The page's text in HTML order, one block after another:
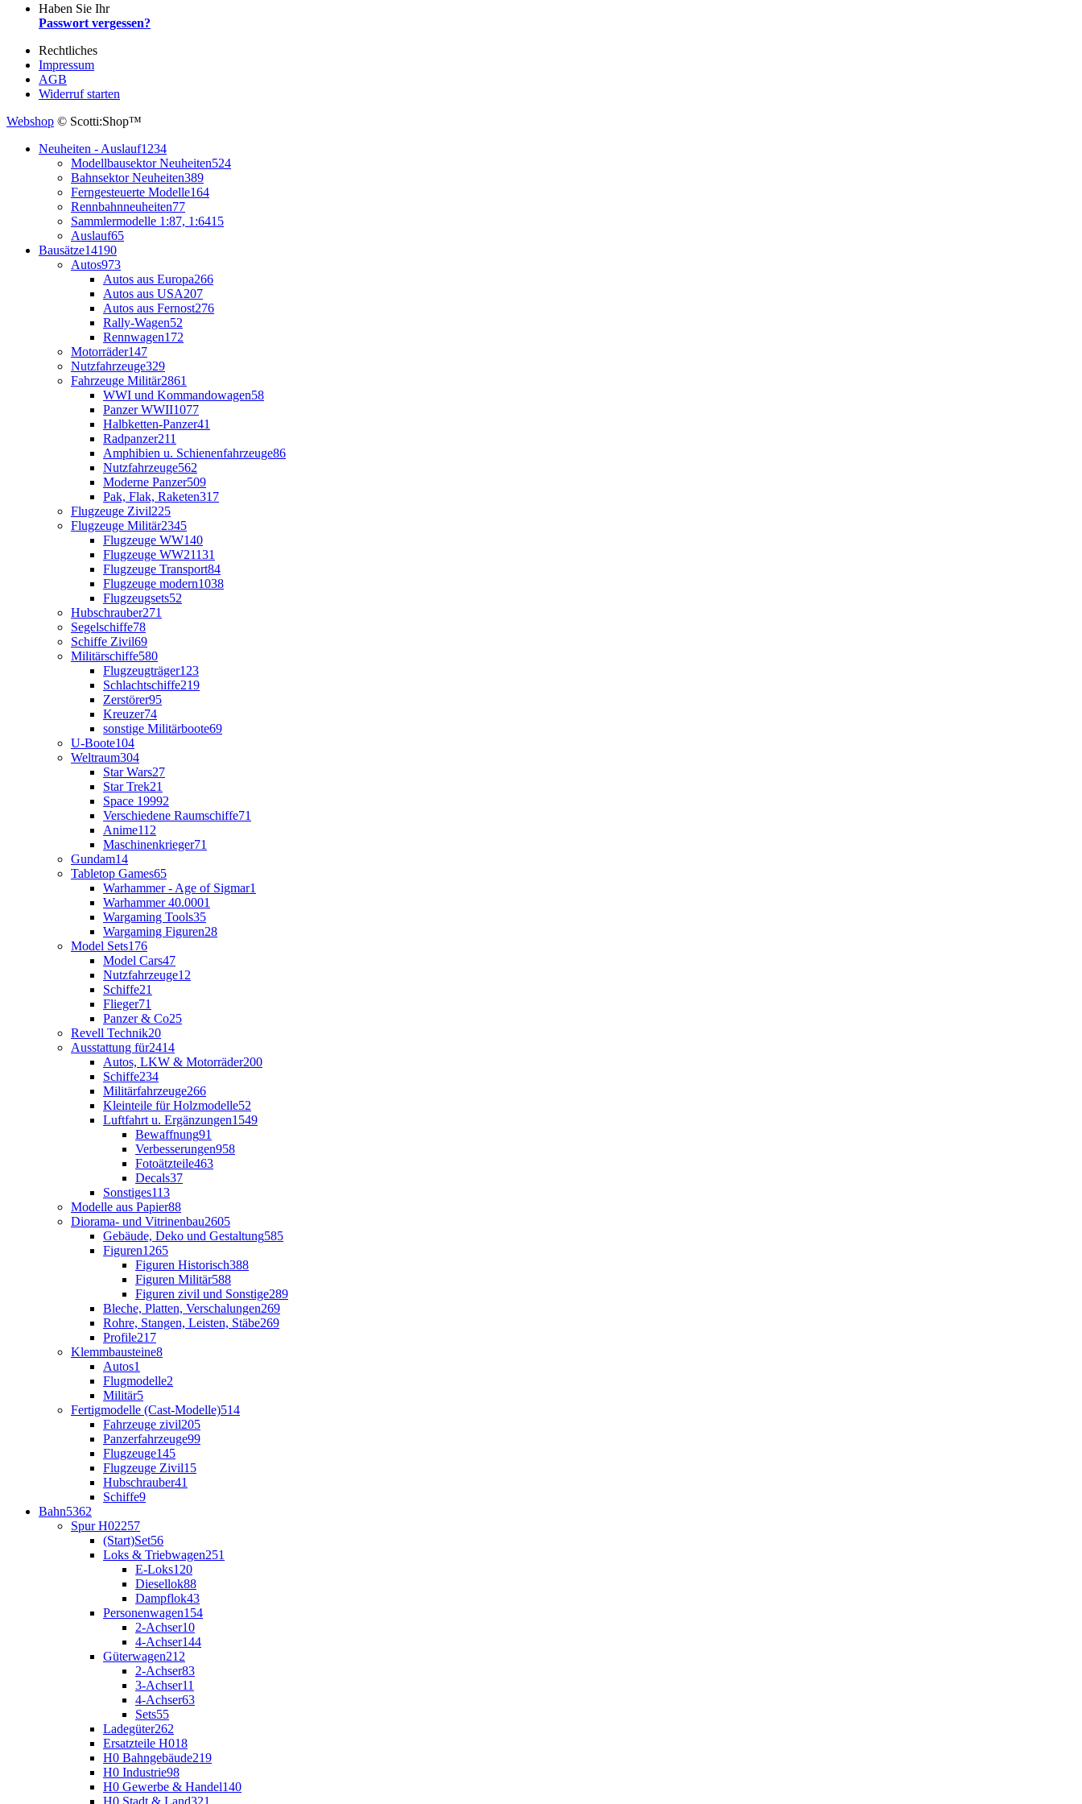
Haben Sie Ihr
Passwort vergessen?
Rechtliches
Impressum
AGB
Widerruf starten
Webshop © Scotti:Shop™
Neuheiten - Auslauf1234
Modellbausektor Neuheiten524
Bahnsektor Neuheiten389
Ferngesteuerte Modelle164
Rennbahnneuheiten77
Sammlermodelle 1:87, 1:6415
Auslauf65
Bausätze14190
Autos973
Autos aus Europa266
Autos aus USA207
Autos aus Fernost276
Rally-Wagen52
Rennwagen172
Motorräder147
Nutzfahrzeuge329
Fahrzeuge Militär2861
WWI und Kommandowagen58
Panzer WWII1077
Halbketten-Panzer41
Radpanzer211
Amphibien u. Schienenfahrzeuge86
Nutzfahrzeuge562
Moderne Panzer509
Pak, Flak, Raketen317
Flugzeuge Zivil225
Flugzeuge Militär2345
Flugzeuge WW140
Flugzeuge WW21131
Flugzeuge Transport84
Flugzeuge modern1038
Flugzeugsets52
Hubschrauber271
Segelschiffe78
Schiffe Zivil69
Militärschiffe580
Flugzeugträger123
Schlachtschiffe219
Zerstörer95
Kreuzer74
sonstige Militärboote69
U-Boote104
Weltraum304
Star Wars27
Star Trek21
Space 19992
Verschiedene Raumschiffe71
Anime112
Maschinenkrieger71
Gundam14
Tabletop Games65
Warhammer - Age of Sigmar1
Warhammer 40.0001
Wargaming Tools35
Wargaming Figuren28
Model Sets176
Model Cars47
Nutzfahrzeuge12
Schiffe21
Flieger71
Panzer & Co25
Revell Technik20
Ausstattung für2414
Autos, LKW & Motorräder200
Schiffe234
Militärfahrzeuge266
Kleinteile für Holzmodelle52
Luftfahrt u. Ergänzungen1549
Bewaffnung91
Verbesserungen958
Fotoätzteile463
Decals37
Sonstiges113
Modelle aus Papier88
Diorama- und Vitrinenbau2605
Gebäude, Deko und Gestaltung585
Figuren1265
Figuren Historisch388
Figuren Militär588
Figuren zivil und Sonstige289
Bleche, Platten, Verschalungen269
Rohre, Stangen, Leisten, Stäbe269
Profile217
Klemmbausteine8
Autos1
Flugmodelle2
Militär5
Fertigmodelle (Cast-Modelle)514
Fahrzeuge zivil205
Panzerfahrzeuge99
Flugzeuge145
Flugzeuge Zivil15
Hubschrauber41
Schiffe9
Bahn5362
Spur H02257
(Start)Set56
Loks & Triebwagen251
E-Loks120
Diesellok88
Dampflok43
Personenwagen154
2-Achser10
4-Achser144
Güterwagen212
2-Achser83
3-Achser11
4-Achser63
Sets55
Ladegüter262
Ersatzteile H018
H0 Bahngebäude219
H0 Industrie98
H0 Gewerbe & Handel140
H0 Stadt & Land321